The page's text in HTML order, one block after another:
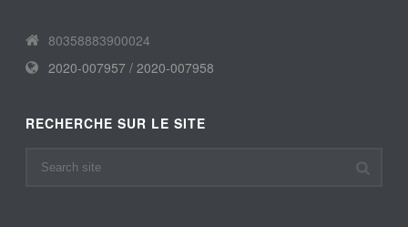
80358883900024
2020-007957 / 2020-007958
RECHERCHE SUR LE SITE